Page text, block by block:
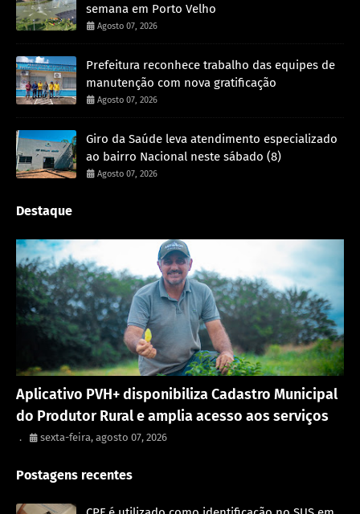
semana em Porto Velho
Agosto 07, 2026
Prefeitura reconhece trabalho das equipes de
manutenção com nova gratificação
Agosto 07, 2026
Giro da Saúde leva atendimento especializado
ao bairro Nacional neste sábado (8)
Agosto 07, 2026
Destaque
Aplicativo PVH+ disponibiliza Cadastro Municipal
do Produtor Rural e amplia acesso aos serviços
. sexta-feira, agosto 07, 2026
Postagens recentes